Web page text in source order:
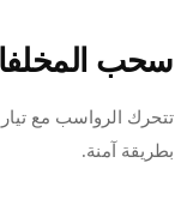
سحب
تتحرك الرواسب مع
بطريقة آمنة.